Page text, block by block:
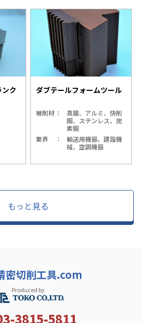
ク ダブテールフォームツール
被削材
真鍮、アルミ、快削
鋼、ステンレス、炭
素鋼
業界
輸送用機器、建設機
械、空調機器
もっと見る
密切削工具.com
Produced by
3815-5811